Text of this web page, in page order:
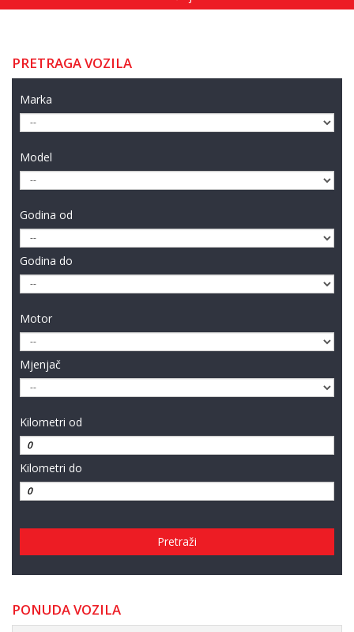
PRETRAGA VOZILA
Marka
Model
Godina od
Godina do
Motor
Mjenjač
Kilometri od
Kilometri do
Pretraži
PONUDA VOZILA